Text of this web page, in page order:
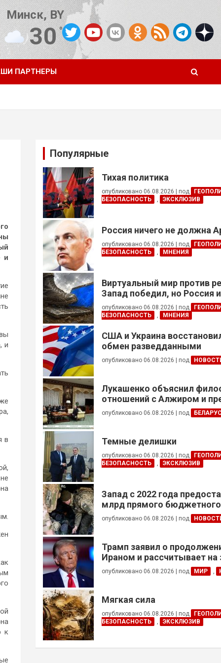
Минск, BY
30°C
от OpenWeatherMap
ПАРТНЕРЫ
и
и
в
к
Популярные
Тихая политика
опубликовано 06.08.2026 под
БЕЗОПАСНОСТЬ
, ЭКСКЛЮЗИВ
Россия ничего не должна
опубликовано 06.08.2026 под
БЕЗОПАСНОСТЬ
, МНЕНИЯ
Виртуальный мир против
Запад победил, но Россия
опубликовано 06.08.2026 под
БЕЗОПАСНОСТЬ
, МНЕНИЯ
США и Украина
обмен разведданными
опубликовано 06.08.2026 под
Лукашенко объяснил
отношений с Алжиром и
ускорить реализацию
опубликовано 06.08.2026 под
Темные делишки
опубликовано 06.08.2026 под
БЕЗОПАСНОСТЬ
, ЭКСКЛЮЗИВ
Запад с 2022 года
млрд прямого бюджетного
финансирования — глава
Украины
опубликовано 06.08.2026 под
Трамп заявил о
Ираном и рассчитывает на
сделки
опубликовано 06.08.2026 под МИР ,
Мягкая сила
опубликовано 06.08.2026 под
БЕЗОПАСНОСТЬ
, ЭКСКЛЮЗИВ